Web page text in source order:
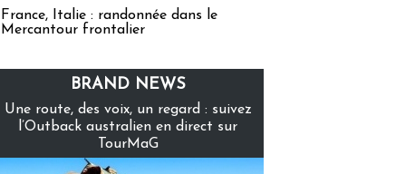
France, Italie : randonnée dans le
Mercantour frontalier
BRAND NEWS
Une route, des voix, un regard : suivez
l’Outback australien en direct sur
TourMaG